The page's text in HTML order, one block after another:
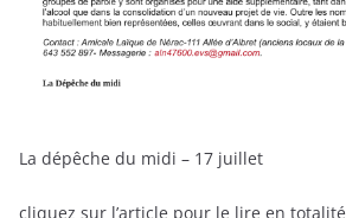
La dépêche du midi – 17 juillet
cliquez sur l’article pour le lire en totalité